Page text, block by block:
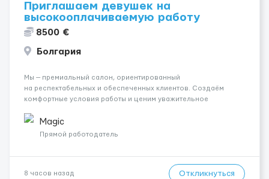
Приглашаем девушек на
высокооплачиваемую работу
8500 €
Болгария
Мы — премиальный салон, ориентированный
на респектабельных и обеспеченных клиентов. Создаём
комфортные условия работы и ценим уважительное
💎 Высокий доход — от 2000 € в неделю и выше 💎 Честная
сис...
Magic
Прямой работодатель
8 часов назад Откликнуться